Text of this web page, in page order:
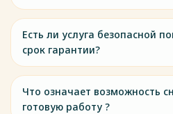
Есть ли услуга безопасной
срок гарантии?
Что означает возможность
готовую работу ?